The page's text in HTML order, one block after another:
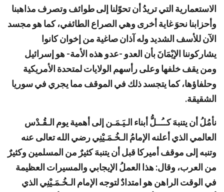
الاستعمارية التي تريدُ أن تحوّلنا إلى طوائف وتصرف مذاهبنا
وأحزابنا نحوَ غاية أخرى وهي الصراع الطائفي، كما هو مجسد
الآن للأسف الشديد وله آذان صاغية من إخوان كانوا
يشاركوننا الإيْمَانَ بأن العدو -عدو هذه الأمة- هو إسرائيل
ومن يقف خلفها وعلى رأسهم الولايات لمتحدة الأمريكية
وحلفاؤها، كما يتجسد ذلك في الموقف مما يجري في سوريا
الشقيقة.
نأمُلُ أن يتنبهَ كــُــلُّ أبناء الـيَـمَـن إلى أهمية يوم الـقُـدْس
العالمي الذي أعلنه الإمامُ الـخُـمَـيْنِي رضي الله تعالى عنه
وتنبه إلى موقف أميركا قبل أن يتنبهَ كثيرٌ من المسلمين وكثيرٌ
من العرب، وقال: هذا العملُ الإيجابي والمسيرات العظيمة
في الوقت الراهن هو امتدادٌ لتوجه الإمام الـخُـمَـيْنِي الذي